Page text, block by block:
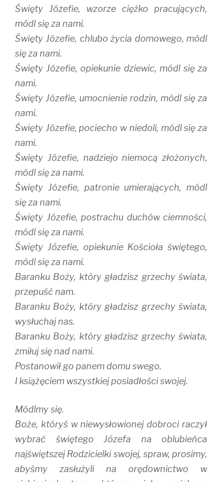
Święty Józefie, wzorze ciężko pracujących,
módl się za nami.
Święty Józefie, chlubo życia domowego, módl
się za nami.
Święty Józefie, opiekunie dziewic, módl się za
nami.
Święty Józefie, umocnienie rodzin, módl się za
nami.
Święty Józefie, pociecho w niedoli, módl się za
nami.
Święty Józefie, nadziejo niemocą złożonych,
módl się za nami.
Święty Józefie, patronie umierających, módl
się za nami.
Święty Józefie, postrachu duchów ciemności,
módl się za nami.
Święty Józefie, opiekunie Kościoła świętego,
módl się za nami.
Baranku Boży, który gładzisz grzechy świata,
przepuść nam.
Baranku Boży, który gładzisz grzechy świata,
wysłuchaj nas.
Baranku Boży, który gładzisz grzechy świata,
zmiłuj się nad nami.
Postanowił go panem domu swego.
I książęciem wszystkiej posiadłości swojej.
Módlmy się.
Boże, któryś w niewysłowionej dobroci raczył
wybrać świętego Józefa na oblubieńca
najświętszej Rodzicielki swojej, spraw, prosimy,
abyśmy zasłużyli na orędownictwo w